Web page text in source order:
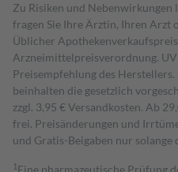
Zu Risiken und Nebenwirkungen
fragen Sie Ihre Ärztin, Ihren Arzt
Üblicher
Arzneimittelpreisverordnung.
Preisempfehlung des Herstellers.
beinhalten die gesetzlich
zzgl. 3,95 € Versandkosten. Ab
frei. Preisänderungen und
und Gratis-Beigaben nur
1 Eine pharmazeutische Prüfung